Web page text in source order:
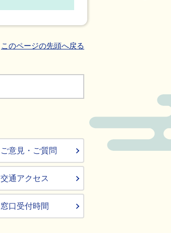
このページの先頭へ戻る
ご意見・ご質問
交通アクセス
窓口受付時間